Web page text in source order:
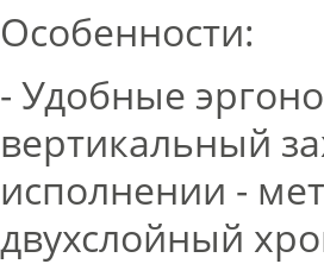
Особенности:
- Удобные
вертикальный
исполнении -
двухслойный